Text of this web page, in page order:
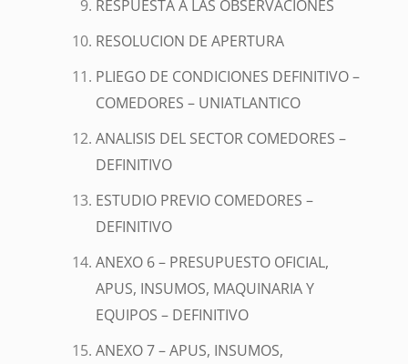
RESPUESTA A LAS OBSERVACIONES
RESOLUCION DE APERTURA
PLIEGO DE CONDICIONES DEFINITIVO –
COMEDORES – UNIATLANTICO
ANALISIS DEL SECTOR COMEDORES –
DEFINITIVO
ESTUDIO PREVIO COMEDORES –
DEFINITIVO
ANEXO 6 – PRESUPUESTO OFICIAL,
APUS, INSUMOS, MAQUINARIA Y
EQUIPOS – DEFINITIVO
ANEXO 7 – APUS, INSUMOS,